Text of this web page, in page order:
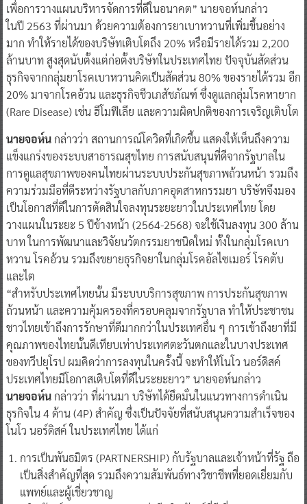
เพื่อการวางแผนบริหารจัดการที่ดีในอนาคต” นายจอห์นกล่าว
ในปี 2563 ที่ผ่านมา ด้วยความต้องการยาเบาหวานที่เพิ่มขึ้นอย่าง
มาก ทำให้รายได้ของบริษัทเติบโตถึง 20% หรือมีรายได้รวม 2,200
ล้านบาท สูงสุดนับตั้งแต่ก่อตั้งบริษัทในประเทศไทย ปัจจุบันสัดส่วน
ธุรกิจจากกลุ่มยาโรคเบาหวานคิดเป็นสัดส่วน 80% ของรายได้รวม อีก
20% มาจากโรคอ้วน และธุรกิจชีวเภสัชภัณฑ์ ซึ่งดูแลกลุ่มโรคหายาก
(Rare Disease) เช่น ฮีโมฟีเลีย และความผิดปกติของการเจริญเติบโต
นายจอห์นกล่าวว่า สถานการณ์โควิดที่เกิดขึ้น แสดงให้เห็นถึงความ
แข็งแกร่งของระบบสาธารณสุขไทย การสนับสนุนที่ดีจากรัฐบาลใน
การดูแลสุขภาพของคนไทยผ่านระบบประกันสุขภาพถ้วนหน้า รวมถึง
ความร่วมมือที่ดีระหว่างรัฐบาลกับภาคอุตสาหกรรมยา บริษัทจึงมอง
เป็นโอกาสที่ดีในการตัดสินใจลงทุนระยะยาวในประเทศไทย โดย
วางแผนในระยะ 5 ปีข้างหน้า (2564-2568) จะใช้เงินลงทุน 300 ล้าน
บาท ในการพัฒนาและวิจัยนวัตกรรมยาชนิดใหม่ ทั้งในกลุ่มโรคเบา
หวาน โรคอ้วน รวมถึงขยายธุรกิจยาในกลุ่มโรคอัลไซเมอร์ โรคตับ
และไต
“สำหรับประเทศไทยนั้น มีระบบบริการสุขภาพ การประกันสุขภาพ
ถ้วนหน้า และความคุ้มครองที่ครอบคลุมจากรัฐบาล ทำให้ประชาชน
ชาวไทยเข้าถึงการรักษาที่ดีมากกว่าในประเทศอื่น ๆ การเข้าถึงยาที่มี
คุณภาพของไทยนั้นดีเทียบเท่าประเทศตะวันตกและในบางประเทศ
ของทวีปยุโรป ผมคิดว่าการลงทุนในครั้งนี้ จะทำให้โนโว นอร์ดิสค์
ประเทศไทยมีโอกาสเติบโตที่ดีในระยะยาว” นายจอห์นกล่าว
นายจอห์นกล่าวว่า ที่ผ่านมา บริษัทได้ยึดมั่นในแนวทางการดำเนิน
ธุรกิจใน 4 ด้าน (4P) สำคัญ ซึ่งเป็นปัจจัยที่สนับสนุนความสำเร็จของ
โนโว นอร์ดิสค์ ในประเทศไทย ได้แก่
การเป็นพันธมิตร (PARTNERSHIP) กับรัฐบาลและเจ้าหน้าที่รัฐ ถือ
เป็นสิ่งสำคัญที่สุด รวมถึงความสัมพันธ์ทางวิชาชีพที่ยอดเยี่ยมกับ
แพทย์และผู้เชี่ยวชาญ